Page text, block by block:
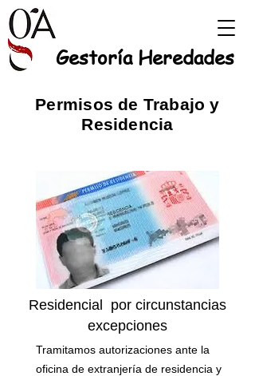
Gestoría Heredades
Permisos de Trabajo y
Residencia
Residencial por circunstancias
excepciones
Tramitamos autorizaciones ante la
oficina de extranjería de residencia y